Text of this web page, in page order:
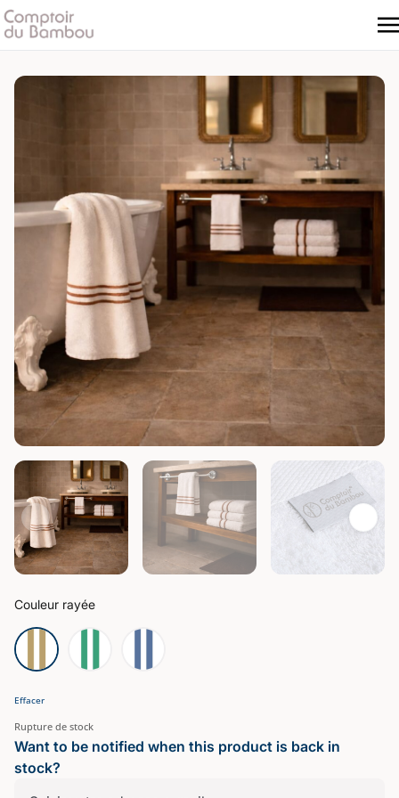
Couleur rayée
Effacer
Rupture de stock
Want to be notified when this product is back in
stock?